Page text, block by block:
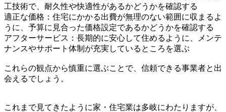
工技術で、耐久性や快適性があるかどうかを確認する
適正な価格：住宅にかかる出費が無理のない範囲に収まるよ
うに、予算に見合った価格設定であるかどうかを確認する
アフターサービス：長期的に安心して住めるように、メンテ
ナンスやサポート体制が充実しているところを選ぶ
これらの観点から慎重に選ぶことで、信頼できる事業者と出
会えるでしょう。
これまで見てきたように家・住宅業は多岐にわたりますが、